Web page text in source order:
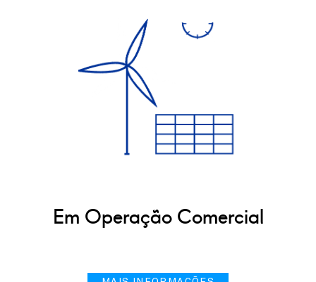
Em Operação Comercial